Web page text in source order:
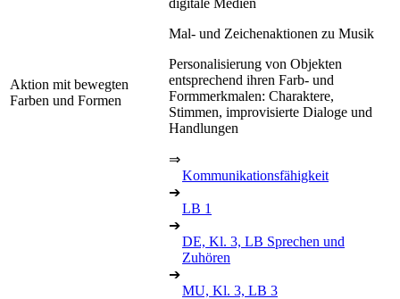
Aktion mit bewegten
Farben und Formen
Mal- und Zeichenaktionen zu Musik
Personalisierung von Objekten
entsprechend ihren Farb- und
Formmerkmalen: Charaktere,
Stimmen, improvisierte Dialoge und
Handlungen
⇒
Kommunikationsfähigkeit
➔
LB 1
➔
DE, Kl. 3, LB Sprechen und
Zuhören
➔
MU, Kl. 3, LB 3